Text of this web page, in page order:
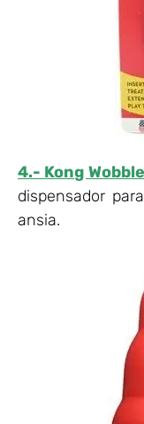
4.- Kong
dispensador
ansia.